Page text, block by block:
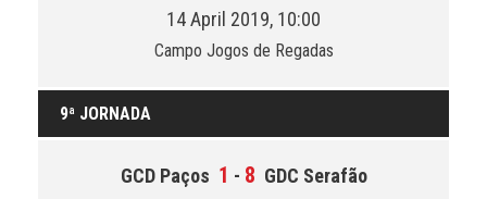
14 April 2019, 10:00
Campo Jogos de Regadas
9ª JORNADA
GCD Paços 1 - 8 GDC Serafão